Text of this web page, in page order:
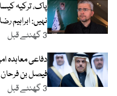
پاک، ترکیہ
نہیں: ابراہیم
3 گھنٹے قبل
دفاعی معاہدہ
فیصل بن فرحان
3 گھنٹے قبل